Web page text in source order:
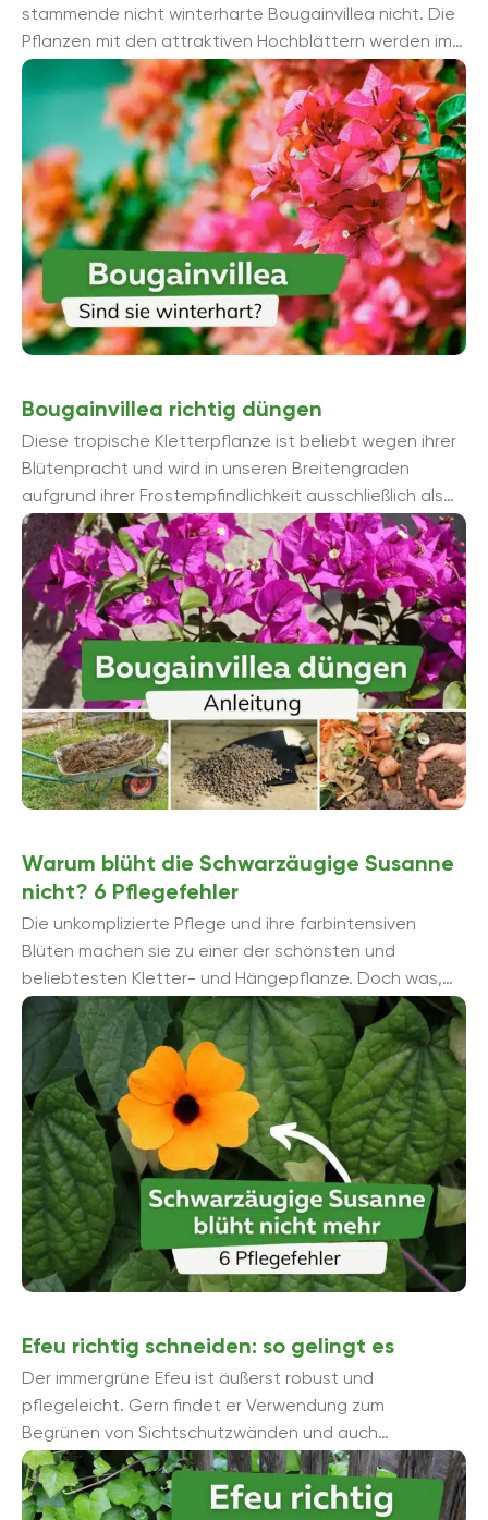
stammende nicht winterharte Bougainvillea nicht. Die
Pflanzen mit den attraktiven Hochblättern werden im
Herbst ins Haus geholt und an einem ...
Bougainvillea richtig düngen
Diese tropische Kletterpflanze ist beliebt wegen ihrer
Blütenpracht und wird in unseren Breitengraden
aufgrund ihrer Frostempfindlichkeit ausschließlich als
Kübelpflanze kultiviert. Doch für diese Blütenpracht
braucht ...
Warum blüht die Schwarzäugige Susanne
nicht? 6 Pflegefehler
Die unkomplizierte Pflege und ihre farbintensiven
Blüten machen sie zu einer der schönsten und
beliebtesten Kletter- und Hängepflanze. Doch was,
wenn die Schwarzäugige Susanne einfach nicht ...
Efeu richtig schneiden: so gelingt es
Der immergrüne Efeu ist äußerst robust und
pflegeleicht. Gern findet er Verwendung zum
Begrünen von Sichtschutzwänden und auch
Hauswänden. Mit seinen Haftwurzeln kann er
problemlos ...